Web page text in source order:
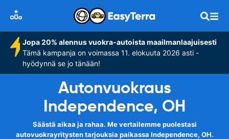
Jopa 20% alennus vuokra-autoista maailmanlaajuisesti
Tämä kampanja on voimassa 11. elokuuta 2026 asti -
hyödynnä se jo tänään!
Autonvuokraus
Independence, OH
Säästä aikaa ja rahaa. Me vertailemme puolestasi
autovuokrayritysten tarjouksia paikassa Independence, OH.